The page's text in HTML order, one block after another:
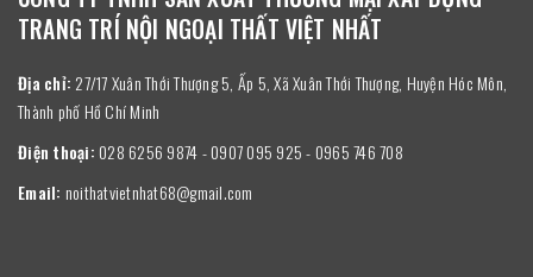
TRANG TRÍ NỘI NGOẠI THẤT VIỆT NHẤT
Địa chỉ: 27/17 Xuân Thới Thượng 5, Ấp 5, Xã Xuân Thới Thượng, Huyện Hóc Môn,
Thành phố Hồ Chí Minh
Điện thoại: 028 6256 9874 - 0907 095 925 - 0965 746 708
Email: noithatvietnhat68@gmail.com